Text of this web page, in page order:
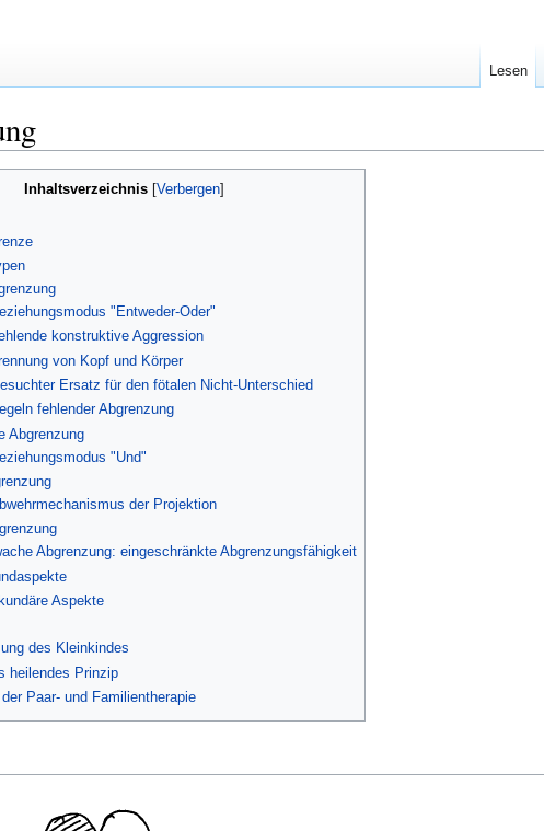
Inhaltsverzeichnis
"Entweder-Oder"
konstruktive Aggression
von Kopf und Körper
Ersatz für den fötalen Nicht-Unterschied
fehlender Abgrenzung
Abgrenzung
"Und"
der Projektion
Abgrenzung: eingeschränkte Abgrenzungsfähigkeit
Aspekte
des Kleinkindes
heilendes Prinzip
Paar- und Familientherapie
Lesen